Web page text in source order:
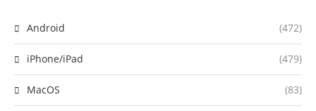
Android (472)
iPhone/iPad (479)
MacOS (83)